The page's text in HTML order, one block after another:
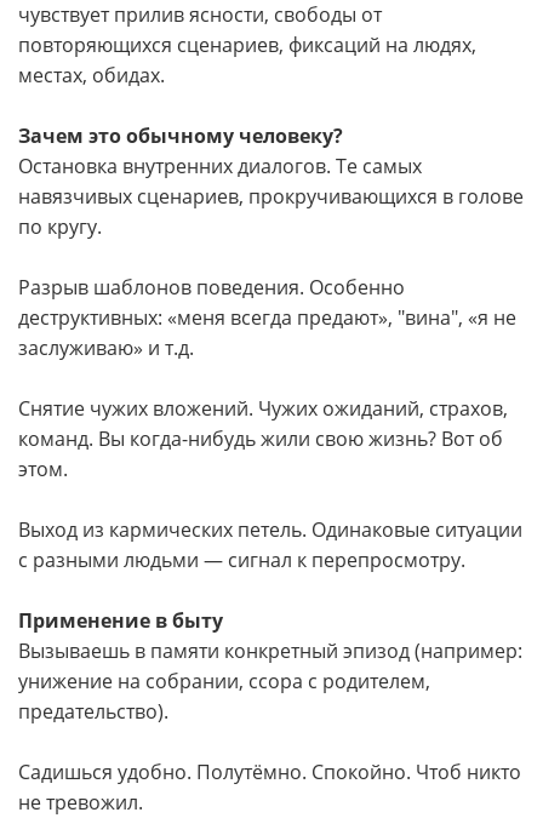
чувствует прилив ясности, свободы от
повторяющихся сценариев, фиксаций на людях,
местах, обидах.
Зачем это обычному человеку?
Остановка внутренних диалогов. Те самых
навязчивых сценариев, прокручивающихся в голове
по кругу.
Разрыв шаблонов поведения. Особенно
деструктивных: «меня всегда предают», "вина", «я не
заслуживаю» и т.д.
Снятие чужих вложений. Чужих ожиданий, страхов,
команд. Вы когда-нибудь жили свою жизнь? Вот об
этом.
Выход из кармических петель. Одинаковые ситуации
с разными людьми — сигнал к перепросмотру.
Применение в быту
Вызываешь в памяти конкретный эпизод (например:
унижение на собрании, ссора с родителем,
предательство).
Садишься удобно. Полутёмно. Спокойно. Чтоб никто
не тревожил.